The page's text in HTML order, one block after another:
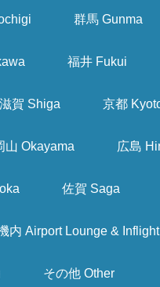
群馬 Gunma
福井 Fukui
滋賀 Shiga 京都
山 Okayama 広島
佐賀 Saga
内 Airport Lounge & Inflight
その他 Other